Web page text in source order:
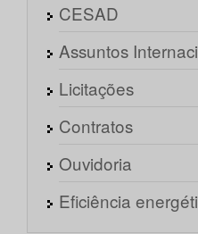
CESAD
Assuntos
Licitações
Contratos
Ouvidoria
Eficiência